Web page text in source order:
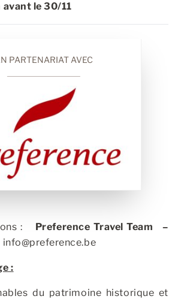
le 30/11
PARTENARIAT AVEC
: Preference Travel Team–
info@preference.be
:
du patrimoine historique et